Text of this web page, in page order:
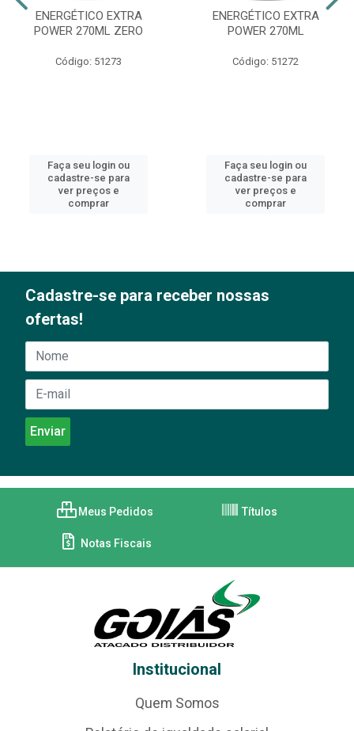
ENERGÉTICO EXTRA
POWER 270ML ZERO
Código: 51273
Faça seu login ou
cadastre-se para
ver preços e
comprar
ENERGÉTICO EXTRA
POWER 270ML
Código: 51272
Faça seu login ou
cadastre-se para
ver preços e
comprar
Cadastre-se para receber nossas
ofertas!
Meus Pedidos Títulos
Notas Fiscais
Institucional
Quem Somos